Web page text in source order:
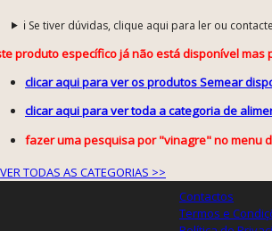
ℹ️ Se tiver dúvidas, clique aqui para ler ou
produto específico já não está disponível mas
clicar aqui para ver os produtos Semear
clicar aqui para ver toda a categoria de
fazer uma pesquisa por "vinagre" no menu
VER TODAS AS CATEGORIAS >>
Contactos
Termos e